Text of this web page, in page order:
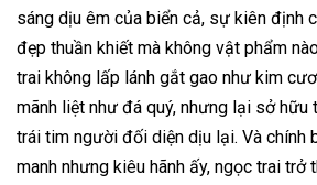
sáng dịu êm của biển cả, sự kiên định
đẹp thuần khiết mà không vật phẩm
trai không lấp lánh gắt gao như kim
mãnh liệt như đá quý, nhưng lại sở hữu
trái tim người đối diện dịu lại. Và chính
manh nhưng kiêu hãnh ấy, ngọc trai trở